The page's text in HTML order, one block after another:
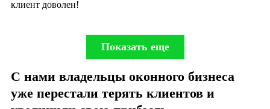
клиент доволен!
Рафиков В.В.
Марат Саитгареев
Игорь Симбирский
НАСТРОИТЬ
ОКОННЫЙ БИЗНЕС
НА ПРИБЫЛЬ
Алексей Беляев
Петров Олег
Николай Корякин
Показать еще
С нами владельцы оконного бизнеса
уже перестали терять клиентов и